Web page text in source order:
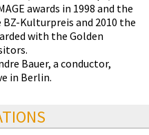
awards in 1998 and the
BZ-Kulturpreis and 2010 the
with the Golden
Bauer, a conductor,
in Berlin.